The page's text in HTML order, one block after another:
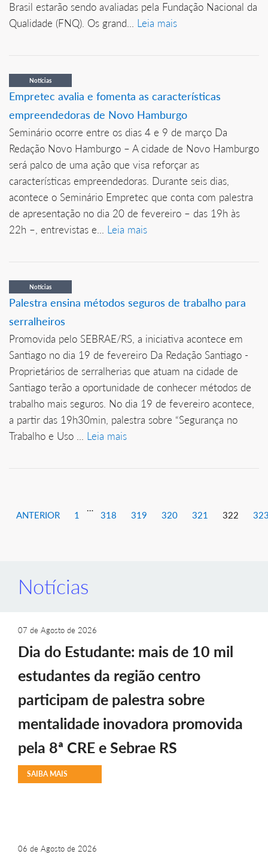
Brasil estarão sendo avaliadas pela Fundação Nacional da
Qualidade (FNQ). Os grand... Leia mais
Notícias
Empretec avalia e fomenta as características
empreendedoras de Novo Hamburgo
Seminário ocorre entre os dias 4 e 9 de março Da
Redação Novo Hamburgo – A cidade de Novo Hamburgo
será palco de uma ação que visa reforçar as
características empreendedoras. Durante seis dias,
acontece o Seminário Empretec que conta com palestra
de apresentação no dia 20 de fevereiro – das 19h às
22h –, entrevistas e... Leia mais
Notícias
Palestra ensina métodos seguros de trabalho para
serralheiros
Promovida pelo SEBRAE/RS, a iniciativa acontece em
Santiago no dia 19 de fevereiro Da Redação Santiago -
Proprietários de serralherias que atuam na cidade de
Santiago terão a oportunidade de conhecer métodos de
trabalho mais seguros. No dia 19 de fevereiro acontece,
a partir das 19h30min, palestra sobre “Segurança no
Trabalho e Uso ... Leia mais
ANTERIOR 1
…
318 319 320 321 322
Notícias
07 de Agosto de 2026
Dia do Estudante: mais de 10 mil
estudantes da região centro
participam de palestra sobre
mentalidade inovadora promovida
pela 8ª CRE e Sebrae RS
SAIBA MAIS
06 de Agosto de 2026